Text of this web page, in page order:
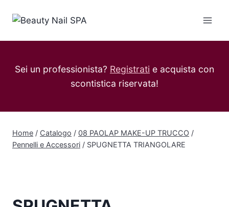
Sei un professionista? Registrati e acquista con
scontistica riservata!
Home / Catalogo / 08 PAOLAP MAKE-UP TRUCCO /
Pennelli e Accessori / SPUGNETTA TRIANGOLARE